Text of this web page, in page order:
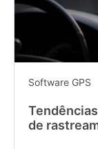
Software GPS
de